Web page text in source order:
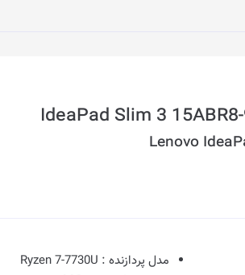
Lenovo
مدل پردازنده : Ryzen 7-7730U